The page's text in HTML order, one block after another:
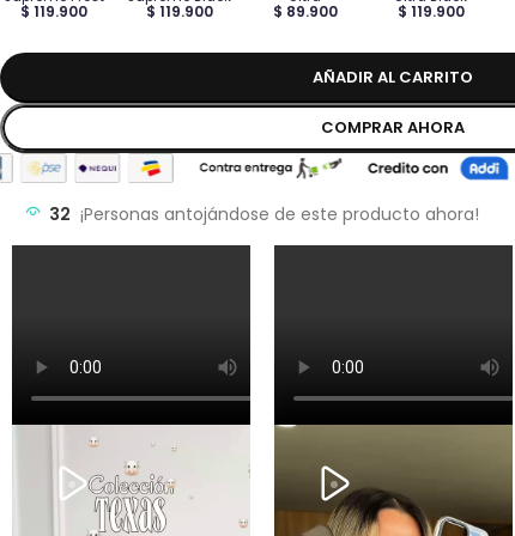
$ 119.900 $ 119.900 $ 89.900 $ 119.900
AÑADIR AL CARRITO
COMPRAR AHORA
32 ¡Personas antojándose de este producto ahora!